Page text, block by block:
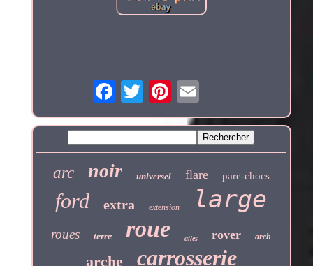
arc noir universel flare pare-chocs
ford extra extension large
roues terre roue ailes rover arch
arche carrosserie